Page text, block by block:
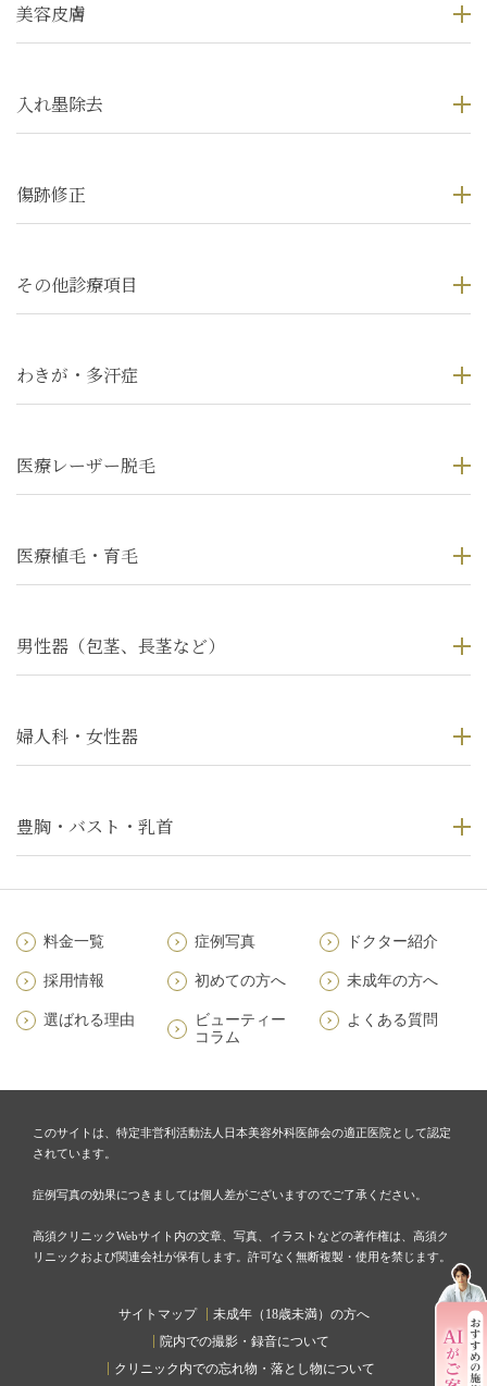
美容皮膚
入れ墨除去
傷跡修正
その他診療項目
わきが・多汗症
医療レーザー脱毛
医療植毛・育毛
男性器（包茎、長茎など）
婦人科・女性器
豊胸・バスト・乳首
料金一覧 症例写真 ドクター紹介
採用情報 初めての方へ 未成年の方へ
選ばれる理由
ビューティー
コラム
よくある質問
このサイトは、特定非営利活動法人日本美容外科医師会の適正医院として認定
されています。
症例写真の効果につきましては個人差がございますのでご了承ください。
高須クリニックWebサイト内の文章、写真、イラストなどの著作権は、高須ク
リニックおよび関連会社が保有します。許可なく無断複製・使用を禁じます。
サイトマップ
未成年（18歳未満）の方へ
院内での撮影・録音について
クリニック内での忘れ物・落とし物について